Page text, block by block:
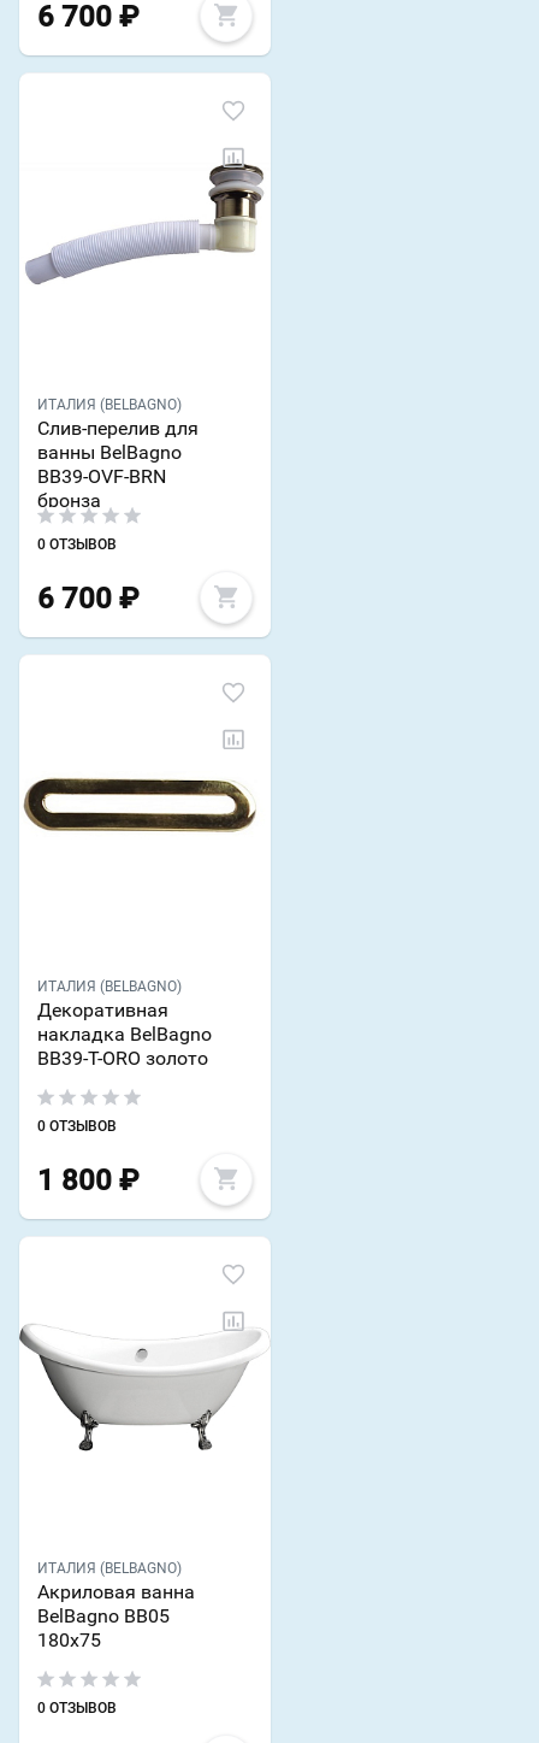
6 700 ₽
ИТАЛИЯ (BELBAGNO)
Слив-перелив для
ванны BelBagno
BB39-OVF-BRN
бронза
0 ОТЗЫВОВ
6 700 ₽
ИТАЛИЯ (BELBAGNO)
Декоративная
накладка BelBagno
BB39-T-ORO золото
0 ОТЗЫВОВ
1 800 ₽
ИТАЛИЯ (BELBAGNO)
Акриловая ванна
BelBagno BB05
180х75
0 ОТЗЫВОВ